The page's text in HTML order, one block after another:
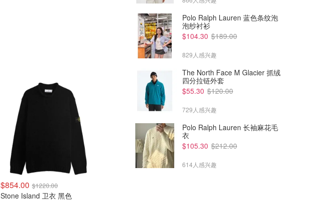
$854.00 $1220.00
Stone Island 卫衣 黑色
Polo Ralph Lauren 蓝色条纹泡
泡纱衬衫
$104.30 $189.00
829人感兴趣
The North Face M Glacier 抓绒
四分拉链外套
$55.30 $120.00
729人感兴趣
Polo Ralph Lauren 长袖麻花毛
衣
$105.30 $212.00
614人感兴趣